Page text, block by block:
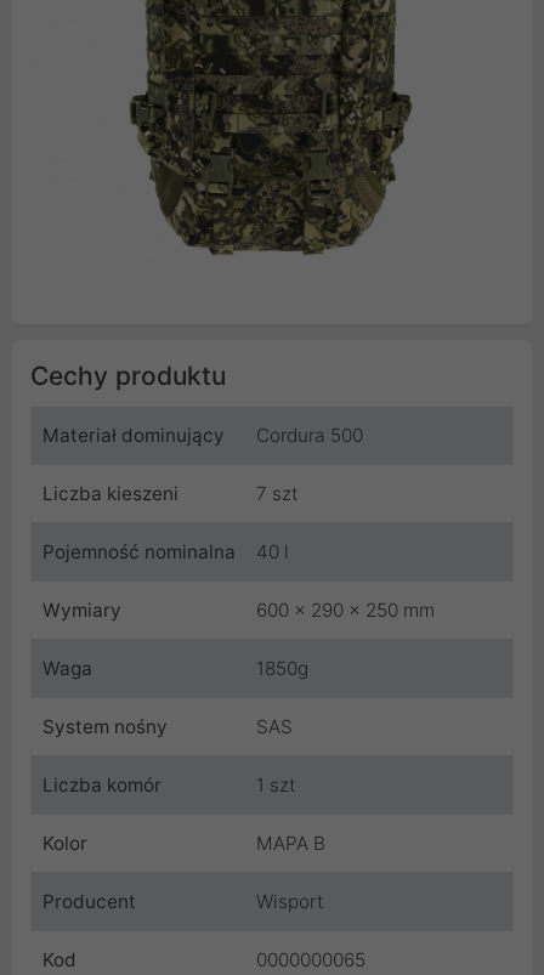
Cechy produktu
Materiał dominujący Cordura 500
Liczba kieszeni 7 szt
Pojemność nominalna 40 l
Wymiary 600 x 290 x 250 mm
Waga 1850g
System nośny SAS
Liczba komór 1 szt
Kolor MAPA B
Producent Wisport
Kod 0000000065